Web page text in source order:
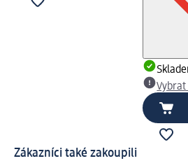
Zákazníci také zakoupili